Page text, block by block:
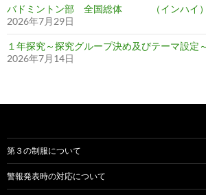
バドミントン部 全国総体 （インハイ）
2026年7月29日
１年探究～探究グループ決め及びテーマ設定～
2026年7月14日
第３の制服について
警報発表時の対応について